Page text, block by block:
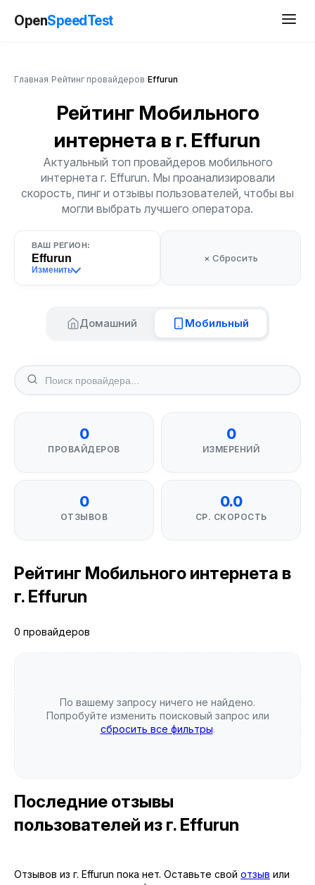
OpenSpeedTest
Главная Рейтинг провайдеров Effurun
Рейтинг Мобильного
интернета в г. Effurun
Актуальный топ провайдеров мобильного
интернета г. Effurun. Мы проанализировали
скорость, пинг и отзывы пользователей, чтобы вы
могли выбрать лучшего оператора.
ВАШ РЕГИОН:
Effurun
Изменить
× Сбросить
Домашний Мобильный
0
ПРОВАЙДЕРОВ
0
ИЗМЕРЕНИЙ
0
ОТЗЫВОВ
0.0
СР. СКОРОСТЬ
Рейтинг Мобильного интернета в
г. Effurun
0 провайдеров
По вашему запросу ничего не найдено.
Попробуйте изменить поисковый запрос или
сбросить все фильтры.
Последние отзывы
пользователей из г. Effurun
Отзывов из г. Effurun пока нет. Оставьте свой отзыв или